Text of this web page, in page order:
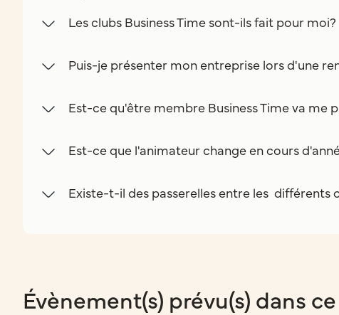
Les clubs Business Time sont-ils fait pour moi?
Puis-je présenter mon entreprise lors d'une
Est-ce qu'être membre Business Time va me
Est-ce que l'animateur change en cours
Existe-t-il des passerelles entre les différents
Évènement(s) prévu(s) dans